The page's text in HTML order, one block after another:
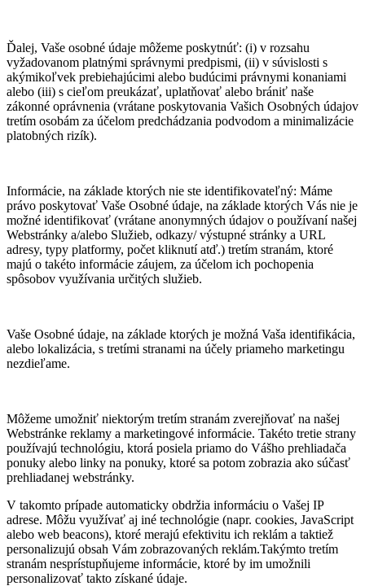
Ďalej, Vaše osobné údaje môžeme poskytnúť: (i) v rozsahu
vyžadovanom platnými správnymi predpismi, (ii) v súvislosti s
akýmikoľvek prebiehajúcimi alebo budúcimi právnymi konaniami
alebo (iii) s cieľom preukázať, uplatňovať alebo brániť naše
zákonné oprávnenia (vrátane poskytovania Vašich Osobných údajov
tretím osobám za účelom predchádzania podvodom a minimalizácie
platobných rizík).
Informácie, na základe ktorých nie ste identifikovateľný: Máme
právo poskytovať Vaše Osobné údaje, na základe ktorých Vás nie je
možné identifikovať (vrátane anonymných údajov o používaní našej
Webstránky a/alebo Služieb, odkazy/ výstupné stránky a URL
adresy, typy platformy, počet kliknutí atď.) tretím stranám, ktoré
majú o takéto informácie záujem, za účelom ich pochopenia
spôsobov využívania určitých služieb.
Vaše Osobné údaje, na základe ktorých je možná Vaša identifikácia,
alebo lokalizácia, s tretími stranami na účely priameho marketingu
nezdieľame.
Môžeme umožniť niektorým tretím stranám zverejňovať na našej
Webstránke reklamy a marketingové informácie. Takéto tretie strany
používajú technológiu, ktorá posiela priamo do Vášho prehliadača
ponuky alebo linky na ponuky, ktoré sa potom zobrazia ako súčasť
prehliadanej webstránky.
V takomto prípade automaticky obdržia informáciu o Vašej IP
adrese. Môžu využívať aj iné technológie (napr. cookies, JavaScript
alebo web beacons), ktoré merajú efektivitu ich reklám a taktiež
personalizujú obsah Vám zobrazovaných reklám.Takýmto tretím
stranám nesprístupňujeme informácie, ktoré by im umožnili
personalizovať takto získané údaje.